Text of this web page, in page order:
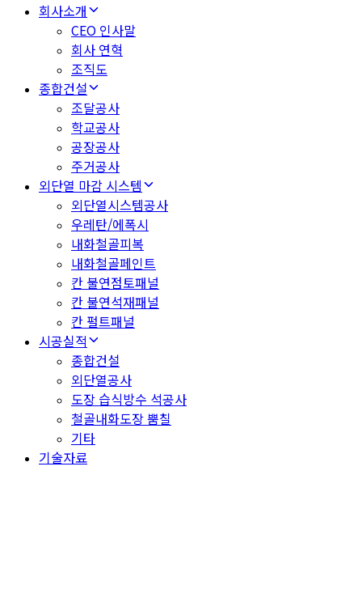
회사소개
CEO 인사말
회사 연혁
조직도
종합건설
조달공사
학교공사
공장공사
주거공사
외단열 마감 시스템
외단열시스템공사
우레탄/에폭시
내화철골피복
내화철골페인트
칸 불연점토패널
칸 불연석재패널
칸 펄트패널
시공실적
종합건설
외단열공사
도장 습식방수 석공사
철골내화도장 뿜칠
기타
기술자료